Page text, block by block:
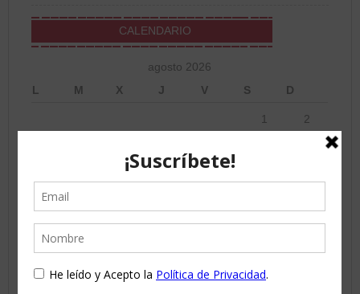
CALENDARIO
agosto 2026
L
M X J V S D
1 2
5
10 11 12 13 14 15 16
24 25 26 27 28 29 30